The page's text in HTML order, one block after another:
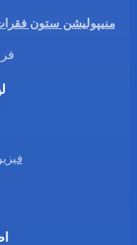
منیپولیشن ستون